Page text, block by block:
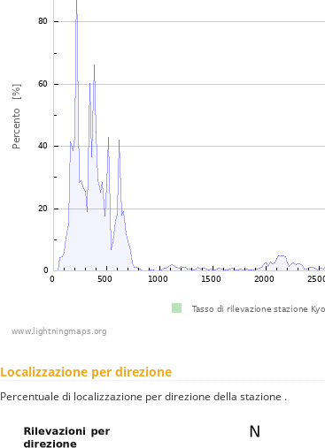
Localizzazione per direzione
Percentuale di localizzazione per direzione della stazione .